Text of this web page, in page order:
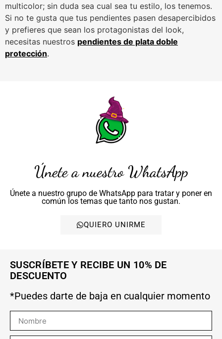
multicolor; sin duda sea cual sea tu estilo, los tenemos.
Si no te gusta que tus pendientes pasen desapercibidos
y prefieres que sean los protagonistas del look,
necesitas nuestros pendientes de plata doble
protección.
Únete a nuestro WhatsApp
Únete a nuestro grupo de WhatsApp para tratar y poner en
común los temas que tanto nos gustan.
QUIERO UNIRME
SUSCRÍBETE Y RECIBE UN 10% DE
DESCUENTO
*Puedes darte de baja en cualquier momento